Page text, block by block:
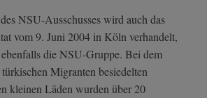
NSU-Ausschusses wird auch das
vom 9. Juni 2004 in Köln verhandelt,
die NSU-Gruppe. Bei dem
Migranten besiedelten
kleinen Läden wurden über 20